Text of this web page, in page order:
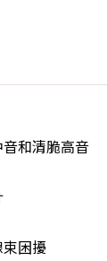
和清脆高音
困擾